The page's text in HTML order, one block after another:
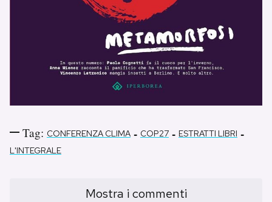
Tag: CONFERENZA CLIMA - COP27 - ESTRATTI LIBRI -
L'INTEGRALE
Mostra i commenti